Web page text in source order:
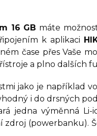
16 GB máte
k aplikaci
čase přes Vaše
a plno dalších
jako je například
i do drsných
jedna výměnná
(powerbanku).